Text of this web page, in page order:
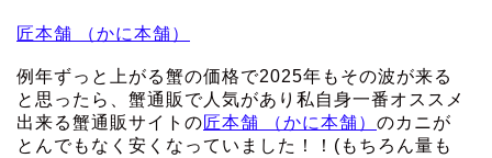
匠本舗 （かに本舗）
例年ずっと上がる蟹の価格で2025年もその波が来る
と思ったら、蟹通販で人気があり私自身一番オススメ
出来る蟹通販サイトの匠本舗 （かに本舗） のカニが
とんでもなく安くなっていました！！(もちろん量も